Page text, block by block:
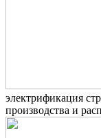
электрификация
производства и